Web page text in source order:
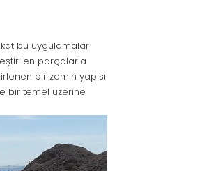
bu uygulamalar
parçalarla
bir zemin yapısı
bir temel üzerine